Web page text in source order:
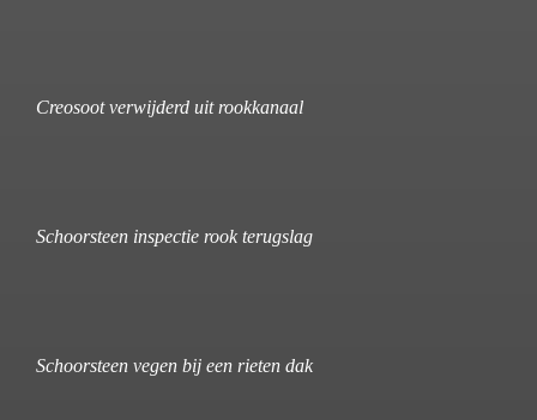
Creosoot verwijderd uit rookkanaal
Schoorsteen inspectie rook terugslag
Schoorsteen vegen bij een rieten dak